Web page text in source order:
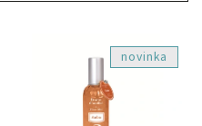
novinka